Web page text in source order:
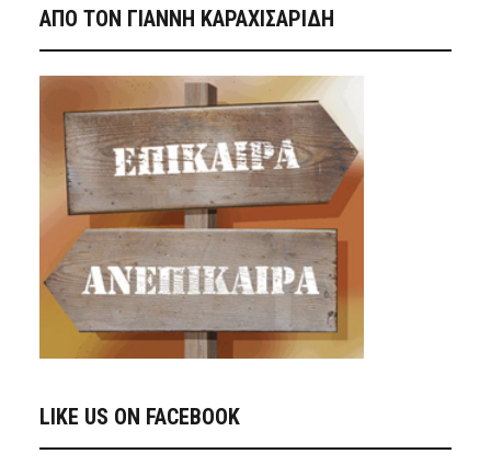
ΑΠΟ ΤΟΝ ΓΙΑΝΝΗ ΚΑΡΑΧΙΣΑΡΙΔΗ
LIKE US ON FACEBOOK